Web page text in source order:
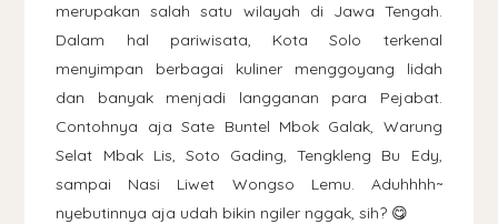
merupakan salah satu wilayah di Jawa Tengah.
Dalam hal pariwisata, Kota Solo terkenal
menyimpan berbagai kuliner menggoyang lidah
dan banyak menjadi langganan para Pejabat.
Contohnya aja Sate Buntel Mbok Galak, Warung
Selat Mbak Lis, Soto Gading, Tengkleng Bu Edy,
sampai Nasi Liwet Wongso Lemu. Aduhhhh~
nyebutinnya aja udah bikin ngiler nggak, sih? 😋